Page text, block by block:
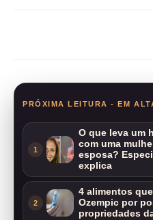
PRÓXIMA LEITURA - EM
1
O que leva um
com uma
esposa?
explica
2
4 alimentos
Ozempic por
propriedades